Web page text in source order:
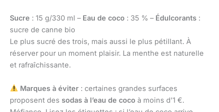
Sucre : 15 g/330 ml – Eau de coco : 35 % – Édulcorants :
sucre de canne bio
Le plus sucré des trois, mais aussi le plus pétillant. À
réserver pour un moment plaisir. La menthe est naturelle
et rafraîchissante.
Marques à éviter: certaines grandes surfaces
proposent des sodas à l’eau de coco à moins d’1 €.